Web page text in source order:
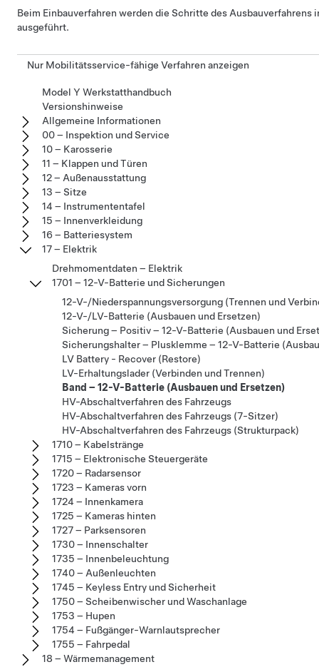
Beim Einbauverfahren werden die Schritte des Ausbauverfahrens
ausgeführt.
Nur Mobilitätsservice-fähige Verfahren anzeigen
Model Y Werkstatthandbuch
Versionshinweise
Allgemeine Informationen
00 – Inspektion und Service
10 – Karosserie
11 – Klappen und Türen
12 – Außenausstattung
13 – Sitze
14 – Instrumententafel
15 – Innenverkleidung
16 – Batteriesystem
17 – Elektrik
Drehmomentdaten – Elektrik
1701 – 12-V-Batterie und Sicherungen
12-V-/Niederspannungsversorgung (Trennen und
12-V-/LV-Batterie (Ausbauen und Ersetzen)
Sicherung – Positiv – 12-V-Batterie (Ausbauen und
Sicherungshalter – Plusklemme – 12-V-Batterie
LV Battery - Recover (Restore)
LV-Erhaltungslader (Verbinden und Trennen)
Band – 12-V-Batterie (Ausbauen und Ersetzen)
HV-Abschaltverfahren des Fahrzeugs
HV-Abschaltverfahren des Fahrzeugs (7-Sitzer)
HV-Abschaltverfahren des Fahrzeugs (Strukturpack)
1710 – Kabelstränge
1715 – Elektronische Steuergeräte
1720 – Radarsensor
1723 – Kameras vorn
1724 – Innenkamera
1725 – Kameras hinten
1727 – Parksensoren
1730 – Innenschalter
1735 – Innenbeleuchtung
1740 – Außenleuchten
1745 – Keyless Entry und Sicherheit
1750 – Scheibenwischer und Waschanlage
1753 – Hupen
1754 – Fußgänger-Warnlautsprecher
1755 – Fahrpedal
18 – Wärmemanagement